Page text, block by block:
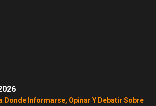
Donde Informarse, Opinar Y Debatir Sobre